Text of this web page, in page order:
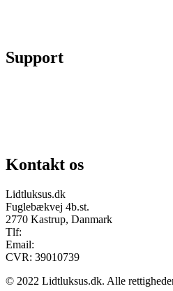
Support
Kontakt os
Lidtluksus.dk
Fuglebækvej 4b.st.
2770 Kastrup, Danmark
Tlf:
Email:
CVR: 39010739
© 2022 Lidtluksus.dk. Alle